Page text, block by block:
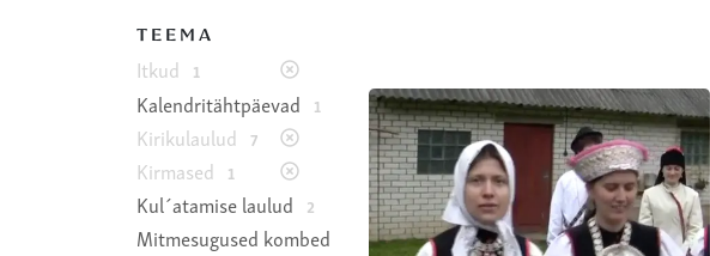
TEEMA
Itkud 1
Kalendritähtpäevad 1
Kirikulaulud 7
Kirmased 1
Kul´atamise laulud 2
Mitmesugused kombed